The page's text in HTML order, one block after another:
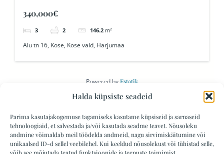
Halda küpsiste seadeid
Parima kasutajakogemuse tagamiseks kasutame küpsiseid ja sarnaseid
tehnoloogiaid, et salvestada ja/või kasutada seadme teavet. Nõusoleku
andmine võimaldab meil töödelda andmeid, nagu sirvimiskäitumine või
unikaalsed ID-d sellel veebilehel. Kui keeldud nõusolekust või tühistad selle,
340,000€
3 2 146.2 m²
Alu tn 16, Kose, Kose vald, Harjumaa
Powered byEstatik
JANTEX KINNISVA OÜ | Jaanika Pool |